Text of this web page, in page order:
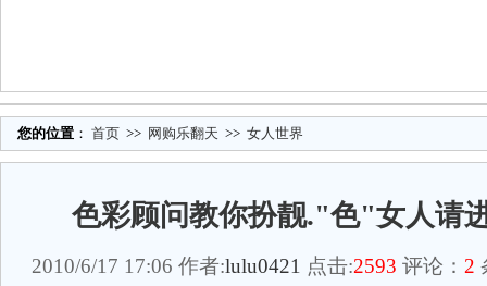
您的位置 ： 首页 >> 网购乐翻天 >> 女人世界
色彩顾问教你扮靓."色"女人请
2010/6/17 17:06 作者:lulu0421 点击:2593 评论： 2